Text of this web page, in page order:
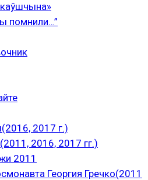
помнили…”
2017 г.)
2016, 2017 гг.)
2011
Георгия Гречко(2011